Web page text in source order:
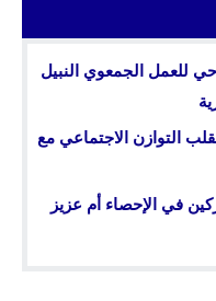
للعمل الجمعوي النبيل
التوازن الاجتماعي مع
في الإحصاء أم عزيز